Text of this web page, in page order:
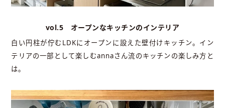
vol.5 オープンなキッチンのインテリア
白い円柱が佇むLDKにオープンに設えた壁付けキッチン。イン
テリアの一部として楽しむannaさん流のキッチンの楽しみ方と
は。